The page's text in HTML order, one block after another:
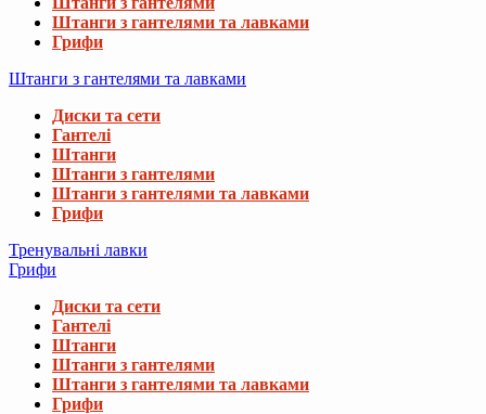
Штанги з гантелями та лавками
Грифи
Штанги з гантелями та лавками
Диски та сети
Гантелі
Штанги
Штанги з гантелями
Штанги з гантелями та лавками
Грифи
Тренувальні лавки
Грифи
Диски та сети
Гантелі
Штанги
Штанги з гантелями
Штанги з гантелями та лавками
Грифи